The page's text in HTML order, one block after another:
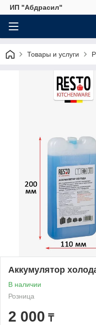
ИП "Абдрасил"
Товары и услуги
Аккумулятор
В наличии
Розница
2 000 ₸